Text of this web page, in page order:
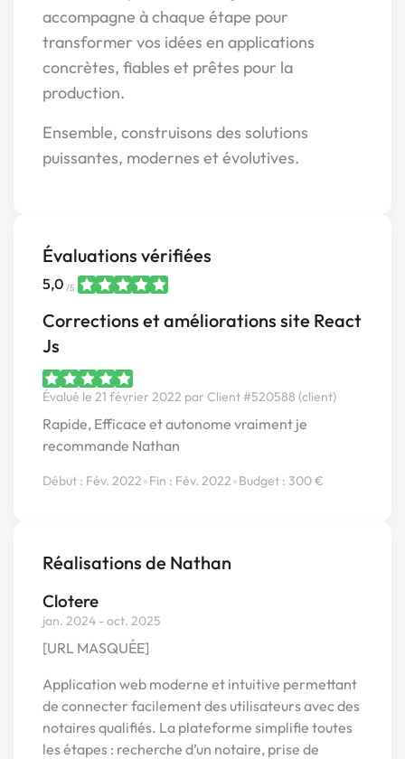
accompagne à chaque étape pour
transformer vos idées en applications
concrètes, fiables et prêtes pour la
production.
Ensemble, construisons des solutions
puissantes, modernes et évolutives.
Évaluations vérifiées
5,0 /5
Corrections et améliorations site React
Js
Évalué le 21 février 2022 par Client #520588 (client)
Rapide, Efficace et autonome vraiment je
recommande Nathan
Début : Fév. 2022•Fin : Fév. 2022•Budget : 300 €
Réalisations de Nathan
Clotere
jan. 2024 - oct. 2025
[URL MASQUÉE]
Application web moderne et intuitive permettant
de connecter facilement des utilisateurs avec des
notaires qualifiés. La plateforme simplifie toutes
les étapes : recherche d’un notaire, prise de